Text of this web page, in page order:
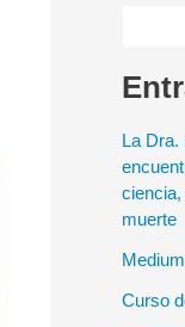
La Dra.
muerte
Curso